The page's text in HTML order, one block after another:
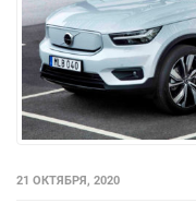
21 ОКТЯБРЯ, 2020